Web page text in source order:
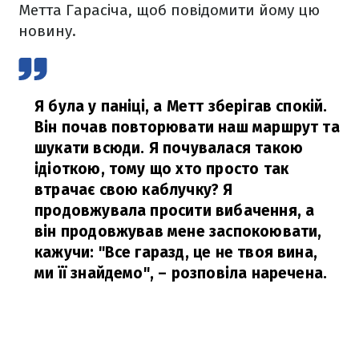
Метта Гарасіча, щоб повідомити йому цю
новину.
Я була у паніці, а Метт зберігав спокій.
Він почав повторювати наш маршрут та
шукати всюди. Я почувалася такою
ідіоткою, тому що хто просто так
втрачає свою каблучку? Я
продовжувала просити вибачення, а
він продовжував мене заспокоювати,
кажучи: "Все гаразд, це не твоя вина,
ми її знайдемо", – розповіла наречена.